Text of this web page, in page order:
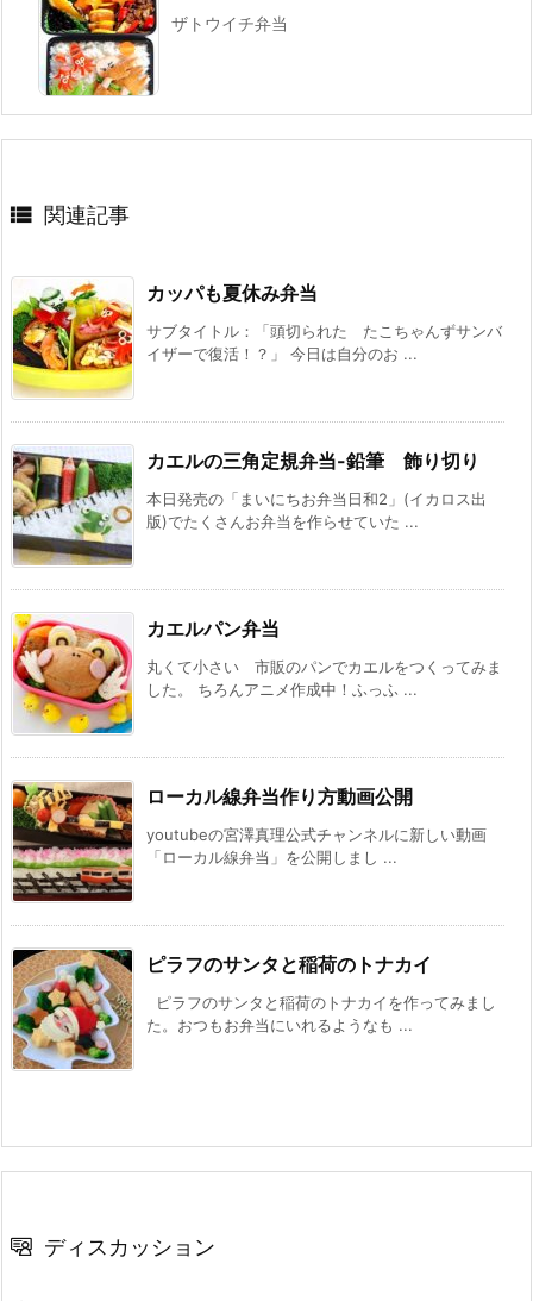
ザトウイチ弁当
 関連記事
カッパも夏休み弁当
サブタイトル：「頭切られた たこちゃんずサンバ
イザーで復活！？」 今日は自分のお ...
カエルの三角定規弁当-鉛筆 飾り切り
本日発売の「まいにちお弁当日和2」(イカロス出
版)でたくさんお弁当を作らせていた ...
カエルパン弁当
丸くて小さい 市販のパンでカエルをつくってみま
した。 ちろんアニメ作成中！ふっふ ...
ローカル線弁当作り方動画公開
youtubeの宮澤真理公式チャンネルに新しい動画
「ローカル線弁当」を公開しまし ...
ピラフのサンタと稲荷のトナカイ
ピラフのサンタと稲荷のトナカイを作ってみまし
た。おつもお弁当にいれるようなも ...
ディスカッション